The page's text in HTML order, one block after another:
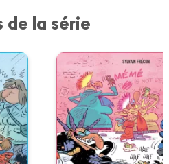
de la série